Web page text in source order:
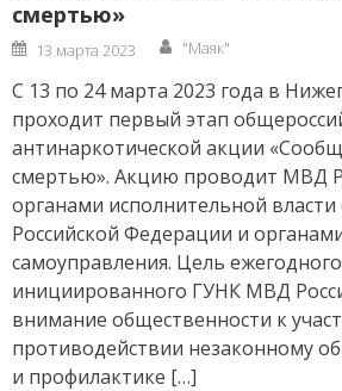
смертью»
Posted
on
13 марта 2023 Author
"Маяк"
С 13 по 24 марта 2023 года в
проходит первый этап
антинаркотической акции
смертью». Акцию проводит МВД
органами исполнительной власти
Российской Федерации и
самоуправления. Цель
инициированного ГУНК МВД
внимание общественности к
противодействии незаконному
и профилактике […]